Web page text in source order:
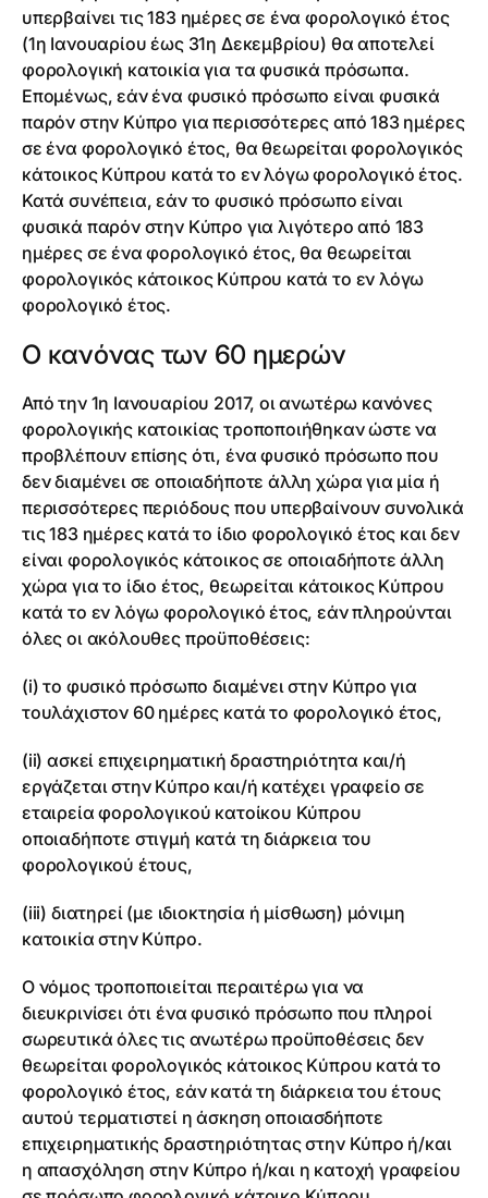
υπερβαίνει τις 183 ημέρες σε ένα φορολογικό έτος
(1η Ιανουαρίου έως 31η Δεκεμβρίου) θα αποτελεί
φορολογική κατοικία για τα φυσικά πρόσωπα.
Επομένως, εάν ένα φυσικό πρόσωπο είναι φυσικά
παρόν στην Κύπρο για περισσότερες από 183 ημέρες
σε ένα φορολογικό έτος, θα θεωρείται φορολογικός
κάτοικος Κύπρου κατά το εν λόγω φορολογικό έτος.
Κατά συνέπεια, εάν το φυσικό πρόσωπο είναι
φυσικά παρόν στην Κύπρο για λιγότερο από 183
ημέρες σε ένα φορολογικό έτος, θα θεωρείται
φορολογικός κάτοικος Κύπρου κατά το εν λόγω
φορολογικό έτος.
Ο κανόνας των 60 ημερών
Από την 1η Ιανουαρίου 2017, οι ανωτέρω κανόνες
φορολογικής κατοικίας τροποποιήθηκαν ώστε να
προβλέπουν επίσης ότι, ένα φυσικό πρόσωπο που
δεν διαμένει σε οποιαδήποτε άλλη χώρα για μία ή
περισσότερες περιόδους που υπερβαίνουν συνολικά
τις 183 ημέρες κατά το ίδιο φορολογικό έτος και δεν
είναι φορολογικός κάτοικος σε οποιαδήποτε άλλη
χώρα για το ίδιο έτος, θεωρείται κάτοικος Κύπρου
κατά το εν λόγω φορολογικό έτος, εάν πληρούνται
όλες οι ακόλουθες προϋποθέσεις:
(i) το φυσικό πρόσωπο διαμένει στην Κύπρο για
τουλάχιστον 60 ημέρες κατά το φορολογικό έτος,
(ii) ασκεί επιχειρηματική δραστηριότητα και/ή
εργάζεται στην Κύπρο και/ή κατέχει γραφείο σε
εταιρεία φορολογικού κατοίκου Κύπρου
οποιαδήποτε στιγμή κατά τη διάρκεια του
φορολογικού έτους,
(iii) διατηρεί (με ιδιοκτησία ή μίσθωση) μόνιμη
κατοικία στην Κύπρο.
Ο νόμος τροποποιείται περαιτέρω για να
διευκρινίσει ότι ένα φυσικό πρόσωπο που πληροί
σωρευτικά όλες τις ανωτέρω προϋποθέσεις δεν
θεωρείται φορολογικός κάτοικος Κύπρου κατά το
φορολογικό έτος, εάν κατά τη διάρκεια του έτους
αυτού τερματιστεί η άσκηση οποιασδήποτε
επιχειρηματικής δραστηριότητας στην Κύπρο ή/και
η απασχόληση στην Κύπρο ή/και η κατοχή γραφείου